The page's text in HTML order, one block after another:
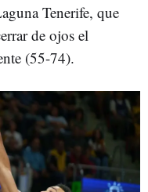
Tenerife, que
de ojos el
(55-74).